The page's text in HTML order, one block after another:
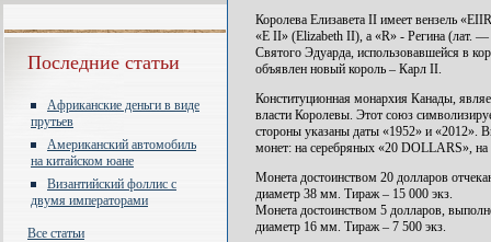
Последние статьи
Африканские деньги в виде
прутьев
Американский автомобиль
на китайском юане
Византийский фоллис с
двумя императорами
Все статьи
Королева Елизавета II имеет вензель
«E II» (Elizabeth II), а «R» - Регина (лат.
Святого Эдуарда, использовавшейся в
объявлен новый король – Карл II.
Конституционная монархия Канады,
власти Королевы. Этот союз
стороны указаны даты «1952» и «2012».
монет: на серебряных «20 DOLLARS»,
Монета достоинством 20 долларов
диаметр 38 мм. Тираж – 15 000 экз.
Монета достоинством 5 долларов,
диаметр 16 мм. Тираж – 7 500 экз.